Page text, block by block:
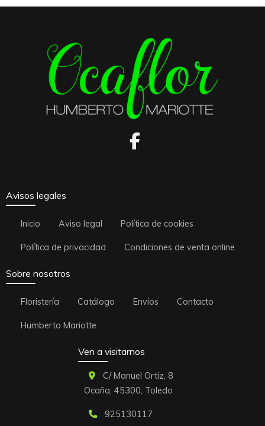
Avisos legales
Inicio Aviso legal Política de cookies
Política de privacidad Condiciones de venta online
Sobre nosotros
Floristería Catálogo Envíos Contacto
Humberto Mariotte
Ven a visitarnos
C/ Manuel Ortiz, 8
Ocaña, 45300, Toledo
925130117